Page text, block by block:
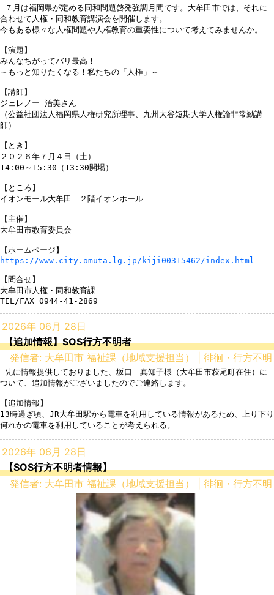
合わせて人権・同和教育講演会を開催します。
今もある様々な人権問題や人権教育の重要性について考えてみませんか。
【演題】
みんなちがってバリ最高！
～もっと知りたくなる！私たちの「人権」～
【講師】
ジェレノー 治美さん
（公益社団法人福岡県人権研究所理事、九州大谷短期大学人権論非常勤講
師）
【とき】
２０２６年７月４日（土）
14:00～15:30（13:30開場）
【ところ】
イオンモール大牟田　２階イオンホール
【主催】
大牟田市教育委員会
https://www.city.omuta.lg.jp/kiji00315462/index.html
【問合せ】
大牟田市人権・同和教育課
TEL/FAX 0944-41-2869
2026年 06月 28日
【追加情報】SOS行方不明者
発信者: 大牟田市 福祉課（地域支援担当） | 徘徊・行方不明
ついて、追加情報がございましたのでご連絡します。
【追加情報】
13時過ぎ頃、JR大牟田駅から電車を利用している情報があるため、上り下り
何れかの電車を利用していることが考えられる。
2026年 06月 28日
【SOS行方不明者情報】
発信者: 大牟田市 福祉課（地域支援担当） | 徘徊・行方不明